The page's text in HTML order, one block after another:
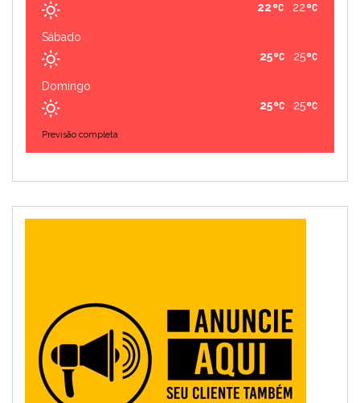
22
22
Sábado
25
25
Domingo
25
25
Previsão completa